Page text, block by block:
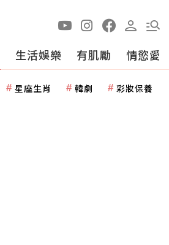
生活娛樂 有肌勵 情慾愛
星座生肖 韓劇 彩妝保養